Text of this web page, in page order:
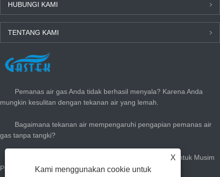
HUBUNGI KAMI
TENTANG KAMI
BERITA TERBARU
Pemanas air gas Anda tidak berhasil menyala? Karena Anda
mungkin kesulitan dengan tekanan air yang lemah.
Bagaimana tekanan air mempengaruhi pengapian pemanas air
gas tanpa tangki?
Cara Menyesuaikan Pemanas Air Gas Instan Anda Untuk Musim
Panas: Kurangi Tagihan Gas & Tetaplah dengan Dingin
X
Kami menggunakan cookie untuk